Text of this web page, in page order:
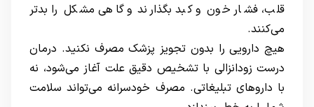
قلب، فشار خون و کبد بگذارند و گاهی مشکل را بدتر
می‌کنند.
هیچ دارویی را بدون تجویز پزشک مصرف نکنید. درمان
درست زودانزالی با تشخیص دقیق علت آغاز می‌شود، نه
با داروهای تبلیغاتی. مصرف خودسرانه می‌تواند سلامت